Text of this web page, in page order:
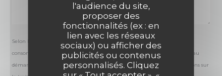
l'audience du site,
proposer des
fonctionnalités (ex : en
lien avec les réseaux
sociaux) ou afficher des
publicités ou contenus
personnalisés. Cliquez
Selon l'article L.223-2 du code de la consommation, il est rappelé que le
consommateur peut user de son droit à s'inscrire sur la liste d'opposition au
démarchage téléphonique Bloctel :bloctel.gouv.fr . Pour plus d'informations sur